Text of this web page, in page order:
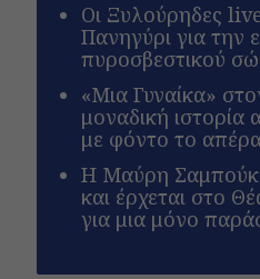
Οι Ξυλούρηδες
Πανηγύρι για την
πυροσβεστικού
«Μια Γυναίκα»
μοναδική ιστορία
με φόντο το
Η Μαύρη
και έρχεται στο
για μια μόνο